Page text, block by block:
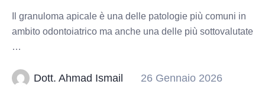
Il granuloma apicale è una delle patologie più comuni in
ambito odontoiatrico ma anche una delle più sottovalutate
…
Dott. Ahmad Ismail 26 Gennaio 2026